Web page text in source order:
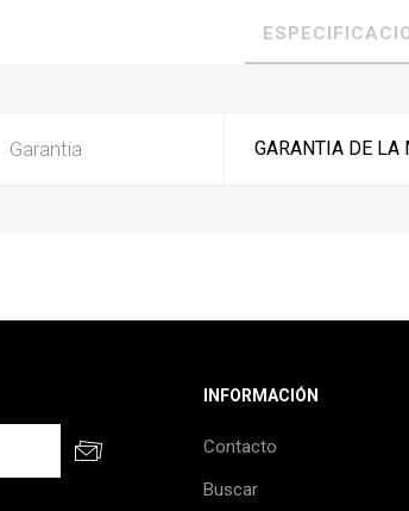
Garantia GARANTIA DE LA
INFORMACIÓN
Contacto
Buscar